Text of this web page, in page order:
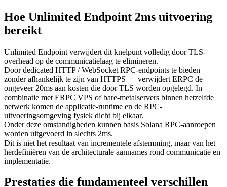
Hoe Unlimited Endpoint 2ms uitvoering
bereikt
Unlimited Endpoint verwijdert dit knelpunt volledig door TLS-
overhead op de communicatielaag te elimineren.
Door dedicated HTTP / WebSocket RPC-endpoints te bieden —
zonder afhankelijk te zijn van HTTPS — verwijdert ERPC de
ongeveer 20ms aan kosten die door TLS worden opgelegd. In
combinatie met ERPC VPS of bare-metalservers binnen hetzelfde
netwerk komen de applicatie-runtime en de RPC-
uitvoeringsomgeving fysiek dicht bij elkaar.
Onder deze omstandigheden kunnen basis Solana RPC-aanroepen
worden uitgevoerd in slechts 2ms.
Dit is niet het resultaat van incrementele afstemming, maar van het
herdefiniëren van de architecturale aannames rond communicatie en
implementatie.
Prestaties die fundamenteel verschillen